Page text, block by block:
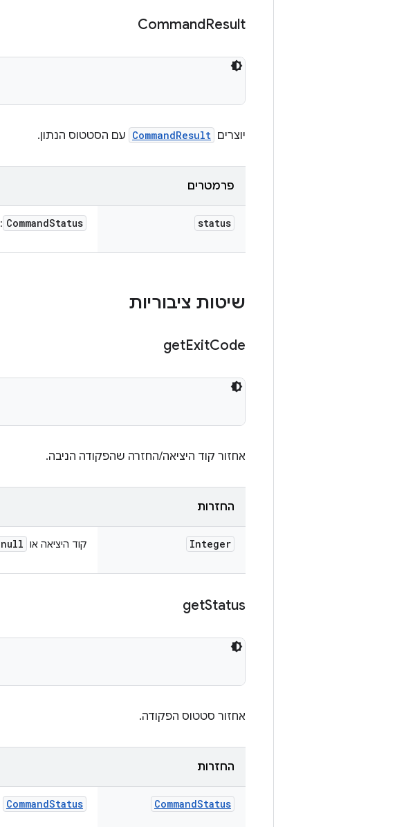
CommandResult
יוצרים CommandResult עם הסטטוס הנתון.
פרמטרים
status
CommandStatus
:
שיטות ציבוריות
getExitCode
אחזור קוד היציאה/החזרה שהפקודה הניבה.
החזרות
Integer קוד היציאה או null
getStatus
אחזור סטטוס הפקודה.
החזרות
CommandStatus
CommandStatus